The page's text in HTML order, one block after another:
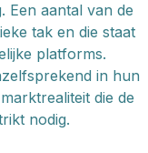
Een aantal van de
tak en die staat
platforms.
in hun
die de
nodig.